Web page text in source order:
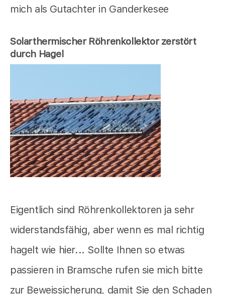
mich als Gutachter in Ganderkesee
Solarthermischer Röhrenkollektor zerstört
durch Hagel
Eigentlich sind Röhrenkollektoren ja sehr
widerstandsfähig, aber wenn es mal richtig
hagelt wie hier... Sollte Ihnen so etwas
passieren in Bramsche rufen sie mich bitte
zur Beweissicherung, damit Sie den Schaden